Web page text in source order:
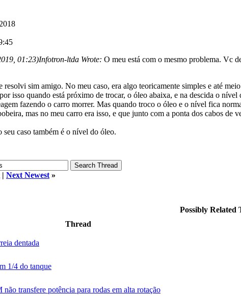
01:23)Infotron-ltda Wrote: O meu está com o mesmo problema. Vc
resolvi sim amigo. No meu caso, era algo teoricamente simples e até
isso quando está próximo de trocar, o óleo abaixa, e na descida o
fazendo o carro morrer. Mas quando troco o óleo e o nível fica
mas no meu carro era isso, e que junto com a ponta dos cabos de
seu caso também é o nível do óleo.
| Next Newest »
Possibly
Thread
dentada
1/4 do tanque
transfere potência para rodas em alta rotação